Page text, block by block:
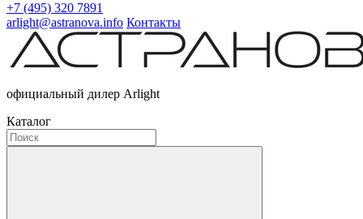
+7 (495) 320 7891
arlight@astranova.info Контакты
официальный дилер Arlight
Каталог